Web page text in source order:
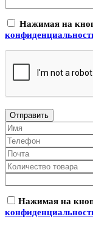
Нажимая на
Нажимая на